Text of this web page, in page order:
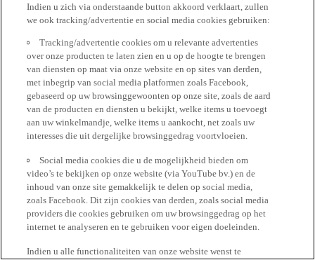
Indien u zich via onderstaande button akkoord verklaart, zullen
we ook tracking/advertentie en social media cookies gebruiken:
Tracking/advertentie cookies om u relevante advertenties
over onze producten te laten zien en u op de hoogte te brengen
van diensten op maat via onze website en op sites van derden,
met inbegrip van social media platformen zoals Facebook,
gebaseerd op uw browsinggewoonten op onze site, zoals de aard
van de producten en diensten u bekijkt, welke items u toevoegt
aan uw winkelmandje, welke items u aankocht, net zoals uw
interesses die uit dergelijke browsinggedrag voortvloeien.
Social media cookies die u de mogelijkheid bieden om
video’s te bekijken op onze website (via YouTube bv.) en de
inhoud van onze site gemakkelijk te delen op social media,
zoals Facebook. Dit zijn cookies van derden, zoals social media
providers die cookies gebruiken om uw browsinggedrag op het
internet te analyseren en te gebruiken voor eigen doeleinden.
Indien u alle functionaliteiten van onze website wenst te